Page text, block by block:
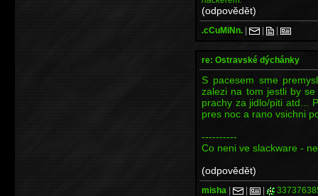
(odpovědět)
.cCuMiNn. | | |
re: Ostravské dýchánky
S pacesem sme
zalezi na tom jestli by
prachy za jidlo/piti atd...
pres noc a rano vsichni
----------
Co neni ve slackware -
(odpovědět)
misha | | |